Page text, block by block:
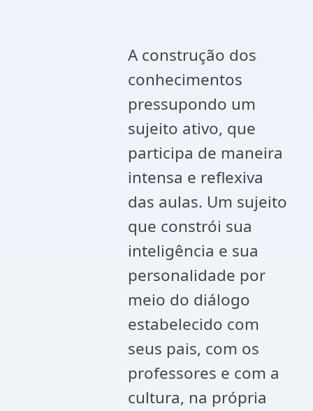
A construção dos
conhecimentos
pressupondo um
sujeito ativo, que
participa de maneira
intensa e reflexiva
das aulas. Um sujeito
que constrói sua
inteligência e sua
personalidade por
meio do diálogo
estabelecido com
seus pais, com os
professores e com a
cultura, na própria